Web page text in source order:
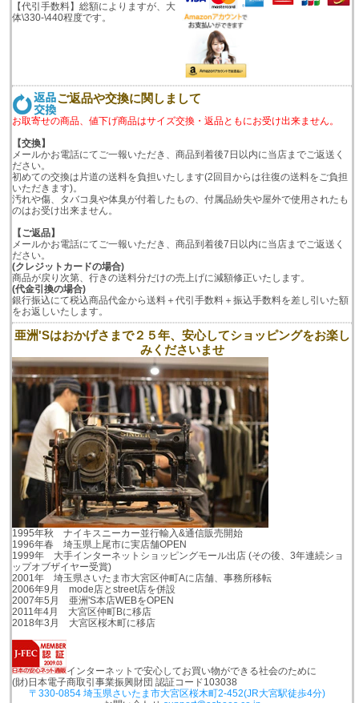
【代引手数料】総額によりますが、大
体\330-\440程度です。
ご返品や交換に関しまして
お取寄せの商品、値下げ商品はサイズ交換・返品ともにお受け出来ません。
【交換】
メールかお電話にてご一報いただき、商品到着後7日以内に当店までご返送く
ださい。
初めての交換は片道の送料を負担いたします(2回目からは往復の送料をご負担
いただきます)。
汚れや傷、タバコ臭や体臭が付着したもの、付属品紛失や屋外で使用されたも
のはお受け出来ません。
【ご返品】
メールかお電話にてご一報いただき、商品到着後7日以内に当店までご返送く
ださい。
(クレジットカードの場合)
商品が戻り次第、行きの送料分だけの売上げに減額修正いたします。
(代金引換の場合)
銀行振込にて税込商品代金から送料＋代引手数料＋振込手数料を差し引いた額
をお返しいたします。
亜洲'Sはおかげさまで２５年、安心してショッピングをお楽し
みくださいませ
1995年秋 ナイキスニーカー並行輸入&通信販売開始
1996年春 埼玉県上尾市に実店舗OPEN
1999年 大手インターネットショッピングモール出店 (その後、3年連続ショ
ップオブザイヤー受賞)
2001年 埼玉県さいたま市大宮区仲町Aに店舗、事務所移転
2006年9月 mode店とstreet店を併設
2007年5月 亜洲'S本店WEBをOPEN
2011年4月 大宮区仲町Bに移店
2018年3月 大宮区桜木町に移店
インターネットで安心してお買い物ができる社会のために
(財)日本電子商取引事業振興財団 認証コード103038
〒330-0854 埼玉県さいたま市大宮区桜木町2-452(JR大宮駅徒歩4分)